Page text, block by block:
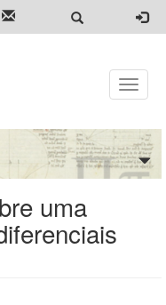
Toggle
uma